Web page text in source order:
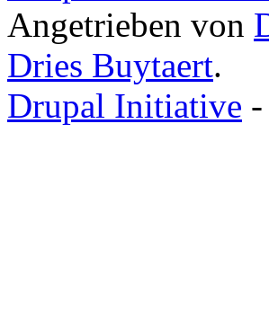
Angetrieben von
Dries Buytaert.
Drupal Initiative -